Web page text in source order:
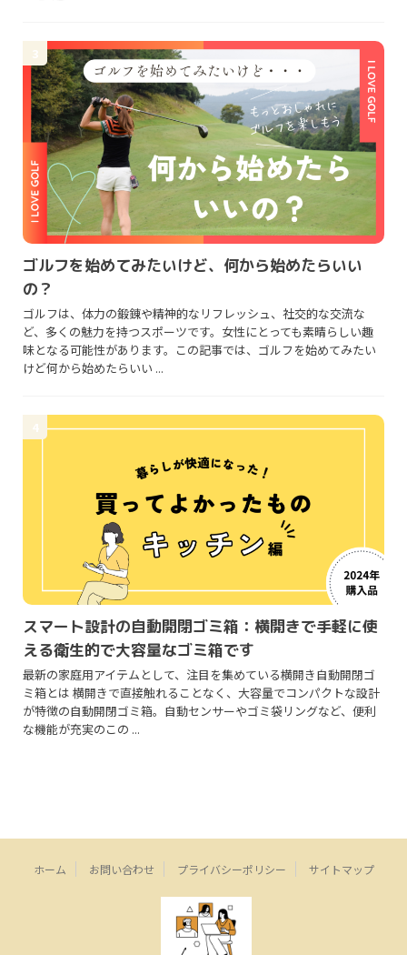
3
ゴルフを始めてみたいけど、何から始めたらいい
の？
ゴルフは、体力の鍛錬や精神的なリフレッシュ、社交的な交流な
ど、多くの魅力を持つスポーツです。女性にとっても素晴らしい趣
味となる可能性があります。この記事では、ゴルフを始めてみたい
けど何から始めたらいい ...
4
スマート設計の自動開閉ゴミ箱：横開きで手軽に使
える衛生的で大容量なゴミ箱です
最新の家庭用アイテムとして、注目を集めている横開き自動開閉ゴ
ミ箱とは 横開きで直接触れることなく、大容量でコンパクトな設計
が特徴の自動開閉ゴミ箱。自動センサーやゴミ袋リングなど、便利
な機能が充実のこの ...
ホーム お問い合わせ プライバシーポリシー サイトマップ